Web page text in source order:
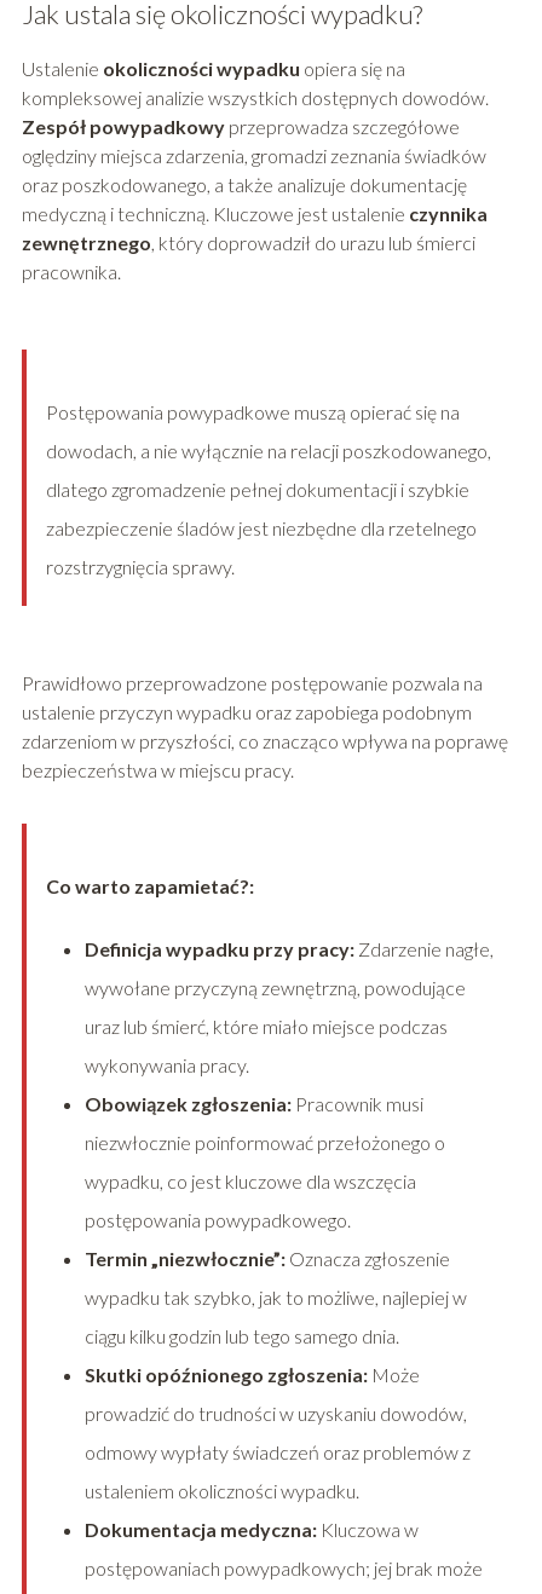
Jak ustala się okoliczności wypadku?
Ustalenie okoliczności wypadku opiera się na
kompleksowej analizie wszystkich dostępnych dowodów.
Zespół powypadkowyprzeprowadza szczegółowe
oględziny miejsca zdarzenia, gromadzi zeznania świadków
oraz poszkodowanego, a także analizuje dokumentację
medyczną i techniczną. Kluczowe jest ustalenie czynnika
zewnętrznego, który doprowadził do urazu lub śmierci
pracownika.
Postępowania powypadkowe muszą opierać się na
dowodach, a nie wyłącznie na relacji poszkodowanego,
dlatego zgromadzenie pełnej dokumentacji i szybkie
zabezpieczenie śladów jest niezbędne dla rzetelnego
rozstrzygnięcia sprawy.
Prawidłowo przeprowadzone postępowanie pozwala na
ustalenie przyczyn wypadku oraz zapobiega podobnym
zdarzeniom w przyszłości, co znacząco wpływa na poprawę
bezpieczeństwa w miejscu pracy.
Co warto zapamietać?:
Definicja wypadku przy pracy:Zdarzenie nagłe,
wywołane przyczyną zewnętrzną, powodujące
uraz lub śmierć, które miało miejsce podczas
wykonywania pracy.
Obowiązek zgłoszenia:Pracownik musi
niezwłocznie poinformować przełożonego o
wypadku, co jest kluczowe dla wszczęcia
postępowania powypadkowego.
Termin „niezwłocznie”:Oznacza zgłoszenie
wypadku tak szybko, jak to możliwe, najlepiej w
ciągu kilku godzin lub tego samego dnia.
Skutki opóźnionego zgłoszenia:Może
prowadzić do trudności w uzyskaniu dowodów,
odmowy wypłaty świadczeń oraz problemów z
ustaleniem okoliczności wypadku.
Dokumentacja medyczna:Kluczowa w
postępowaniach powypadkowych; jej brak może